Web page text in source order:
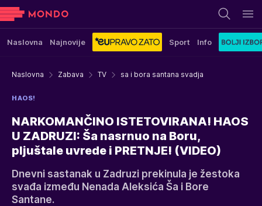
Naslovna Najnovije Sport Info
Naslovna Zabava TV sa i bora santana svadja
HAOS!
NARKOMANČINO ISTETOVIRANA! HAOS
U ZADRUZI: Ša nasrnuo na Boru,
pljuštale uvrede i PRETNJE! (VIDEO)
Dnevni sastanak u Zadruzi prekinula je žestoka
svađa između Nenada Aleksića Ša i Bore
Santane.